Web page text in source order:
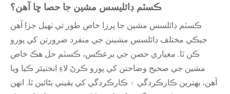
ڪسٽم ڊائليسس مشين جا حصا ڇا آهن؟
ڪسٽم ڊائلسس مشين جا پرزا خاص طور تي ٺهيل جزا آهن
جيڪي مختلف ڊائلسس مشينن جي منفرد ضرورتن کي پورو
ڪن ٿا. معياري حصن جي برعڪس، ڪسٽم حل هڪ خاص
مشين جي صحيح وضاحتن کي پورو ڪرڻ لاءِ انجنيئر ڪيا ويا
آهن، بهترين ڪارڪردگي ۽ ڪارڪردگي کي يقيني بڻائين ٿا. انهن